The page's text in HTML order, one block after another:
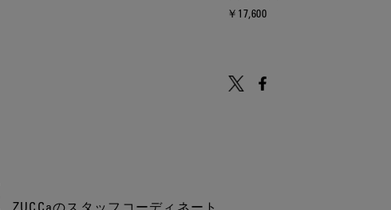
￥17,600
ZUCCaのスタッフコーディネート